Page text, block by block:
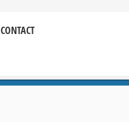
CONTACT